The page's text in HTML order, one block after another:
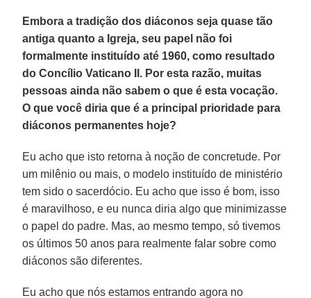
Embora a tradição dos diáconos seja quase tão
antiga quanto a Igreja, seu papel não foi
formalmente instituído até 1960, como resultado
do Concílio Vaticano II. Por esta razão, muitas
pessoas ainda não sabem o que é esta vocação.
O que você diria que é a principal prioridade para
diáconos permanentes hoje?
Eu acho que isto retorna à noção de concretude. Por
um milênio ou mais, o modelo instituído de ministério
tem sido o sacerdócio. Eu acho que isso é bom, isso
é maravilhoso, e eu nunca diria algo que minimizasse
o papel do padre. Mas, ao mesmo tempo, só tivemos
os últimos 50 anos para realmente falar sobre como
diáconos são diferentes.
Eu acho que nós estamos entrando agora no